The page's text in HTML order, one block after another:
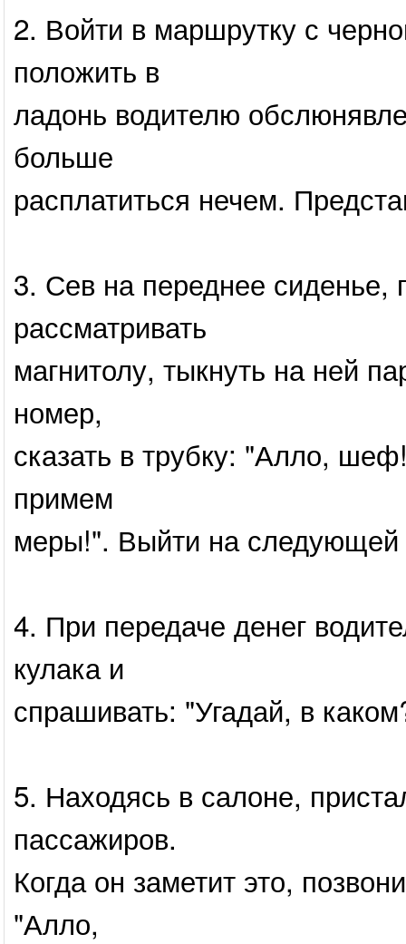
2. Войти в маршрутку с
положить в
ладонь водителю
больше
расплатиться нечем.
3. Сев на переднее сиденье,
рассматривать
магнитолу, тыкнуть на ней
номер,
сказать в трубку: "Алло,
примем
меры!". Выйти на следующей
4. При передаче денег
кулака и
спрашивать: "Угадай, в
5. Находясь в салоне,
пассажиров.
Когда он заметит это,
"Алло,